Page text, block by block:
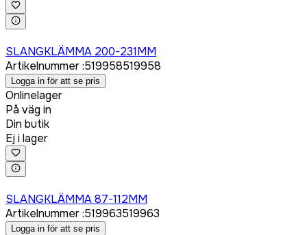
SLANGKLÄMMA 200-231MM
Artikelnummer:519958519958
Logga in för att se pris
Onlinelager
På väg in
Din butik
Ej i lager
SLANGKLÄMMA 87-112MM
Artikelnummer:519963519963
Logga in för att se pris